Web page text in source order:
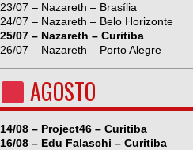
23/07 – Nazareth – Brasília
24/07 – Nazareth – Belo Horizonte
25/07 – Nazareth – Curitiba
26/07 – Nazareth – Porto Alegre
AGOSTO
14/08 – Project46 – Curitiba
16/08 – Edu Falaschi – Curitiba